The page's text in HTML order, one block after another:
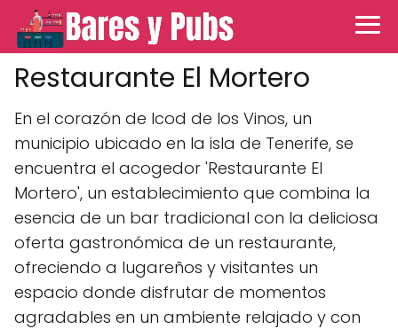
Restaurante El Mortero
En el corazón de Icod de los Vinos, un
municipio ubicado en la isla de Tenerife, se
encuentra el acogedor 'Restaurante El
Mortero', un establecimiento que combina la
esencia de un bar tradicional con la deliciosa
oferta gastronómica de un restaurante,
ofreciendo a lugareños y visitantes un
espacio donde disfrutar de momentos
agradables en un ambiente relajado y con